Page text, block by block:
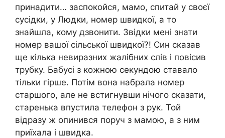
принадити… заспокойся, мамо, спитай у своєї
сусідки, у Людки, номер швидкої, а то
знайшла, кому дзвонити. Звідки мені знати
номер вашої сільської швидкої?! Син сказав
ще кілька невиразних жалібних слів і повісив
трубку. Бабусі з кожною секундою ставало
тільки гірше. Потім вона набрала номер
старшого, але не встигнувши нічого сказати,
старенька впустила телефон з рук. Той
відразу ж опинився поруч з мамою, а з ним
приїхала і швидка.